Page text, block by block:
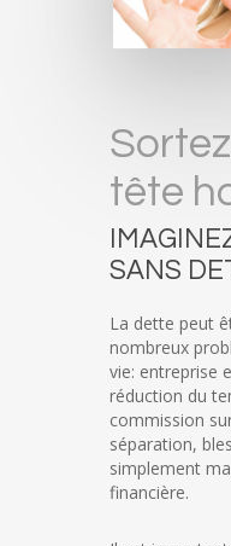
tête
SANS
La dette peut
nombreux
vie: entreprise
réduction du
commission
séparation,
simplement
financière.